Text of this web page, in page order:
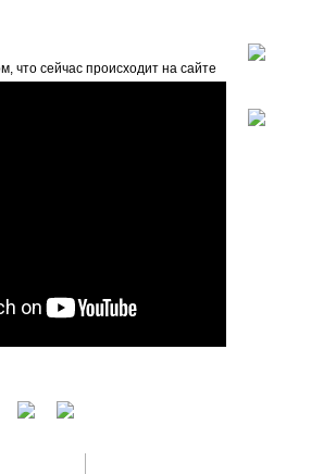
что сейчас происходит на сайте